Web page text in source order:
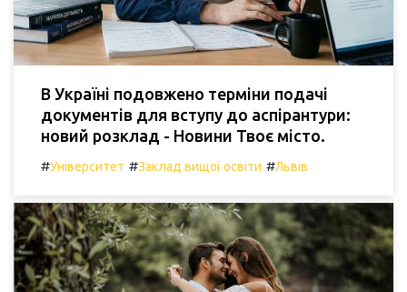
В Україні подовжено терміни подачі
документів для вступу до аспірантури:
новий розклад - Новини Твоє місто.
#Університет #Заклад вищої освіти #Львів